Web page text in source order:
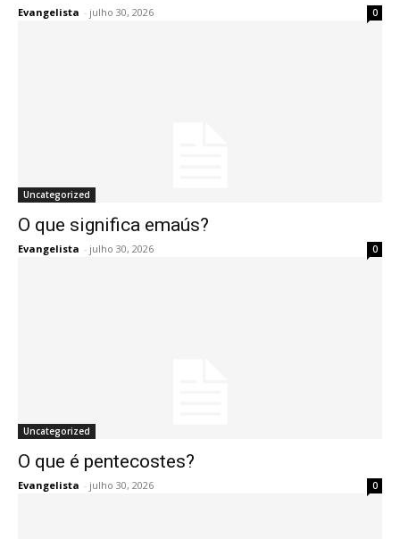
Evangelista - julho 30, 2026 0
Uncategorized
O que significa emaús?
Evangelista - julho 30, 2026 0
Uncategorized
O que é pentecostes?
Evangelista - julho 30, 2026 0